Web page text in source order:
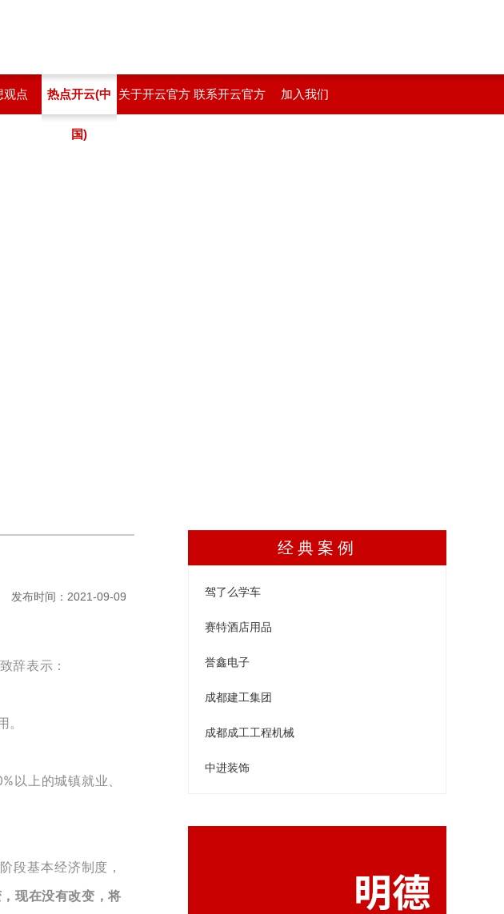
观点 热点开云(中
国)
关于开云官方 联系开云官方 加入我们
发布时间：2021-09-09
辞表示：
以上的城镇就业、
段基本经济制度，
现在没有改变，将
经典案例
驾了么学车
赛特酒店用品
誉鑫电子
成都建工集团
成都成工工程机械
中进装饰